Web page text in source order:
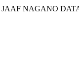
NAGANO